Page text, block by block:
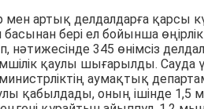
мен артық делдалдарға қарсы
бері ел бойынша
нәтижесінде 345 өнімсіз
қаулы шығарылды. Сауда
аумақтық
қабылдады, оның ішінде